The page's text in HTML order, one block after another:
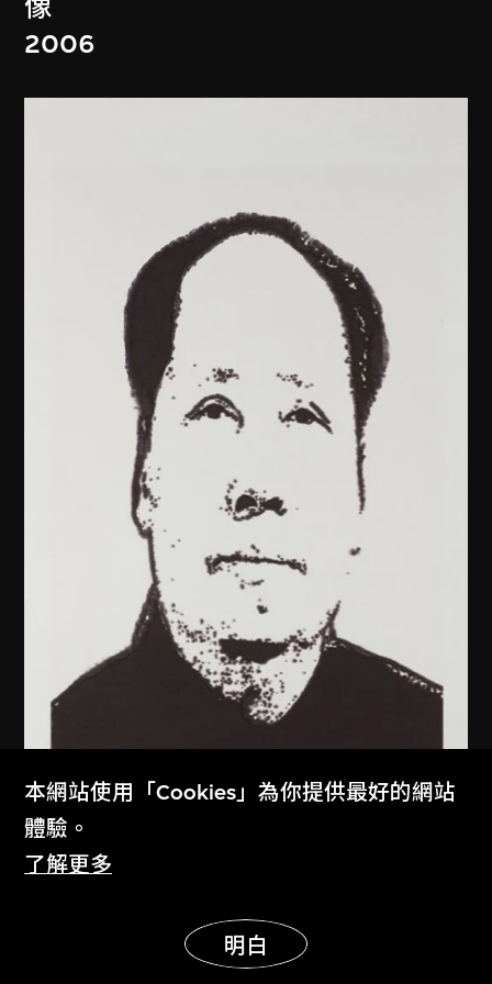
像
2006
本網站使用「Cookies」為你提供最好的網站
體驗。
了解更多
明白
展示更多